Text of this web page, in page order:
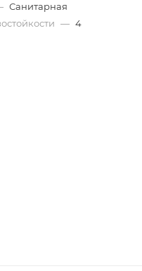
Санитарная
— 4